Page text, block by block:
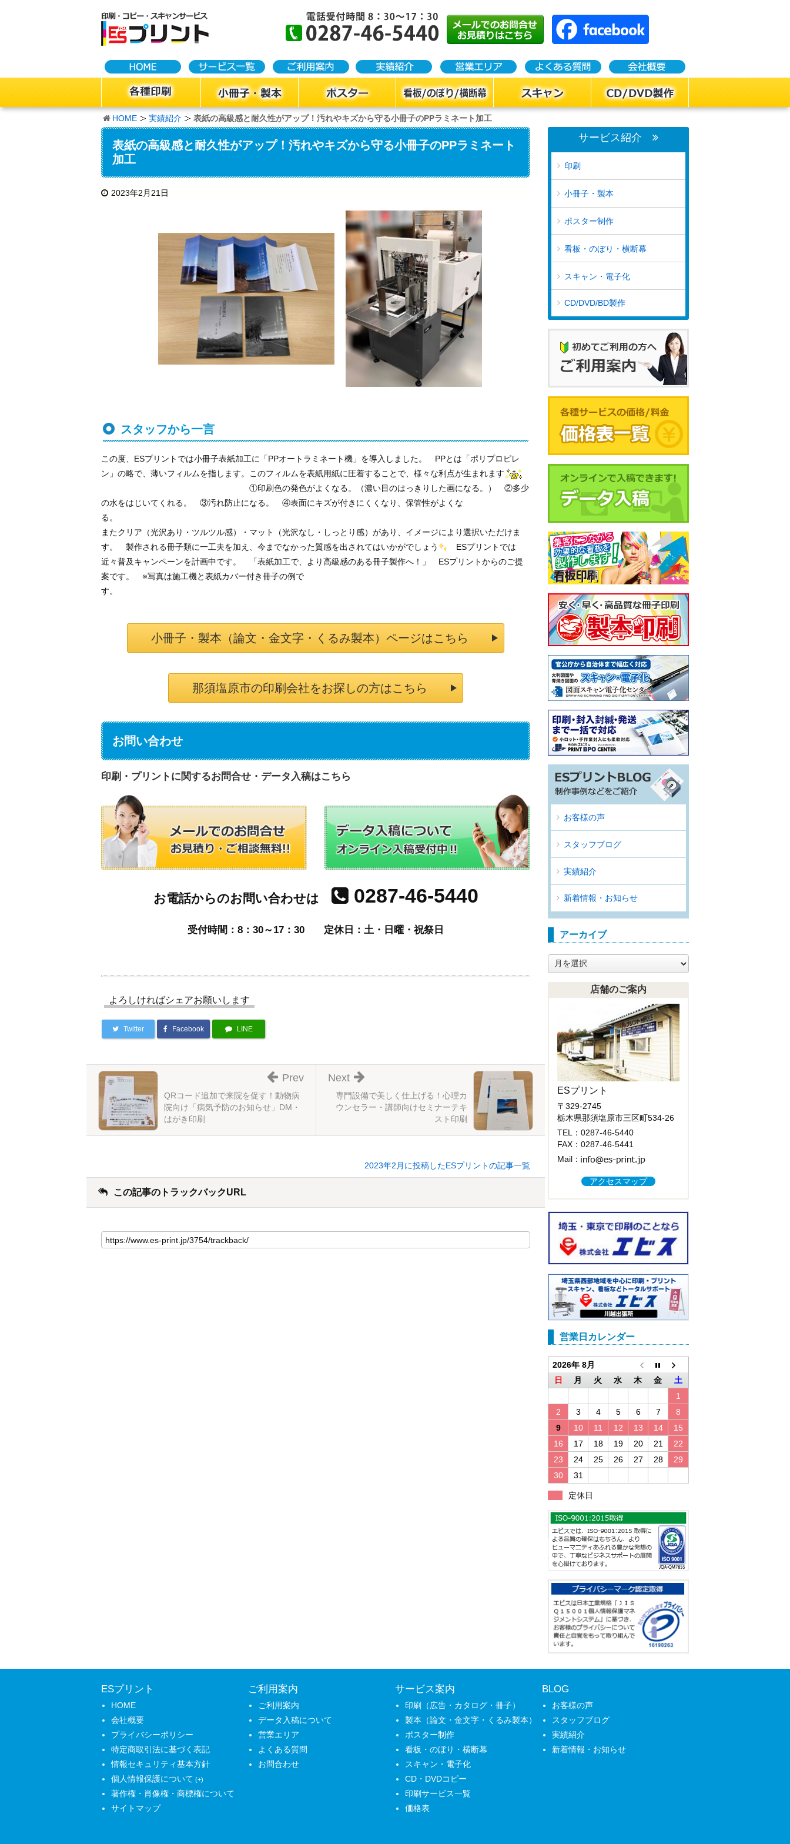
HOME 実績紹介 表紙の高級感と耐久性がアップ！汚れやキズから守る小冊子のPPラミネート加工
表紙の高級感と耐久性がアップ！汚れやキズから守る小冊子のPPラミネート
加工
2023年2月21日
スタッフから一言
この度、ESプリントでは小冊子表紙加工に「PPオートラミネート機」を導入しました。 PPとは「ポリプロピレ
ン」の略で、薄いフィルムを指します。このフィルムを表紙用紙に圧着することで、様々な利点が生まれます
①印刷色の発色がよくなる。（濃い目のはっきりした画になる。） ②多少
の水をはじいてくれる。 ③汚れ防止になる。 ④表面にキズが付きにくくなり、保管性がよくな
る
またクリア（光沢あり・ツルツル感）・マット（光沢なし・しっとり感）があり、イメージにより選択いただけま
す。 製作される冊子類に一工夫を加え、今までなかった質感を出されてはいかがでしょう
ESプリントでは
近々普及キャンペーンを計画中です。 「表紙加工で、より高級感のある冊子製作へ！」 ESプリントからのご提
案です。 ※写真は施工機と表紙カバー付き冊子の例で
す。
小冊子・製本（論文・金文字・くるみ製本）ページはこちら
那須塩原市の印刷会社をお探しの方はこちら
お問い合わせ
印刷・プリントに関するお問合せ・データ入稿はこちら
お電話からのお問い合わせは 0287-46-5440
受付時間：8：30～17：30 定休日：土・日曜・祝祭日
よろしければシェアお願いします
Twitter Facebook LINE
専門設備で美しく仕上げる！心理カ
ウンセラー・講師向けセミナーテキ
スト印刷
Next
QRコード追加で来院を促す！動物病
院向け「病気予防のお知らせ」DM・
はがき印刷
Prev
2023年2月に投稿したESプリントの記事一覧
この記事のトラックバックURL
サービス紹介
印刷
小冊子・製本
ポスター制作
看板・のぼり・横断幕
スキャン・電子化
CD/DVD/BD製作
お客様の声
スタッフブログ
実績紹介
新着情報・お知らせ
アーカイブ
ー
カ
店舗のご案内
ESプリント
〒329-2745
栃木県那須塩原市三区町534-26
TEL： 0287-46-5440
FAX：0287-46-5441
Mail：
アクセスマップ
営業日カレンダー
2026年 8月
日
月 火 水 木 金
土
1
2
3 4 5 6 7
8
9
10 11 12 13 14
15
16
17 18 19 20 21
22
23
24 25 26 27 28
29
30
31
定休日
ESプリント
HOME
会社概要
プライバシーポリシー
特定商取引法に基づく表記
情報セキュリティ基本方針
個人情報保護について
著作権・肖像権・商標権について
サイトマップ
ご利用案内
ご利用案内
データ入稿について
営業エリア
よくある質問
お問合わせ
サービス案内
印刷（広告・カタログ・冊子）
製本（論文・金文字・くるみ製本）
ポスター制作
看板・のぼり・横断幕
スキャン・電子化
CD・DVDコピー
印刷サービス一覧
価格表
BLOG
お客様の声
スタッフブログ
実績紹介
新着情報・お知らせ